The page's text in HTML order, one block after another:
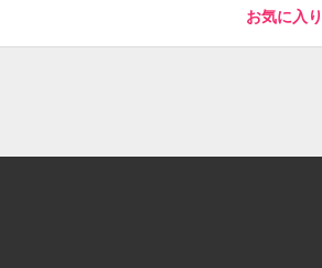
お気に入